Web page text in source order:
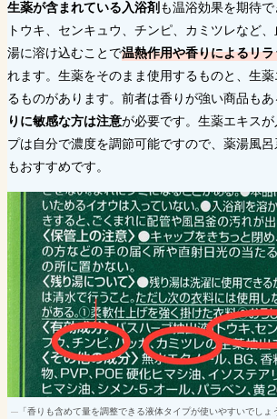
生薬が含まれている入浴剤も温浴効果を期待で
トウキ、センキュウ、チンピ、カミツレなど
湯に溶け込むことで温熱作用や香りによるリ
れます。生薬をそのまま使用するものと、生
るものがあります。前者は香りが強い商品もあ
りに敏感な方は注意が必要です。生薬エキス
プは自分で濃度を調節可能ですので、薬湯風
もおすすめです。
「香りも含めて量を調整できる液体タイプが使いやすいでしょ